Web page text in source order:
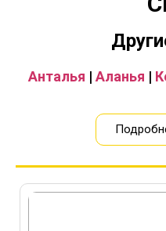
Анталья | Аланья |